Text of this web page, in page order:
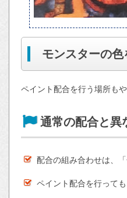
モンスターの
ペイント配合を行う場所も
通常の配合と異
配合の組み合わせは、
ペイント配合を行って